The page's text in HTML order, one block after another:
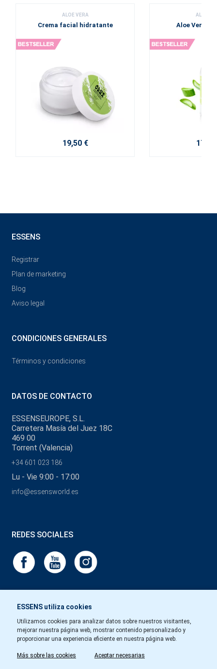
ALOE VERA
Crema facial hidratante
19,50 €
ALOE
Aloe Vera
17,10
ESSENS utiliza cookies
Utilizamos cookies para analizar datos sobre nuestros visitantes,
mejorar nuestra página web, mostrar contenido personalizado y
proporcionar una experiencia eficiente en nuestra página web.
Más sobre las cookies Aceptar necesarias
ESSENS
Registrar
Plan de marketing
Blog
Aviso legal
CONDICIONES GENERALES
Términos y condiciones
DATOS DE CONTACTO
ESSENSEUROPE, S.L.
Carretera Masía del Juez 18C
469 00
Torrent (Valencia)
+34 601 023 186
Lu - Vie 9:00 - 17:00
info@essensworld.es
REDES SOCIALES